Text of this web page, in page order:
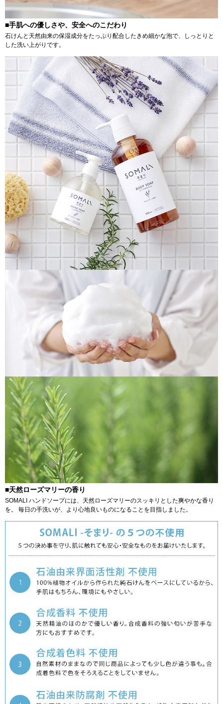
■手肌への優しさや、安全へのこだわり
石けんと天然由来の保湿成分をたっぷり配合したきめ細かな泡で、しっとりと
した洗い上がりです。
■天然ローズマリーの香り
SOMALI ハンドソープには、天然ローズマリーのスッキリとした爽やかな香り
を。 毎日の手洗いが、より心地良いものになることを目指しました。